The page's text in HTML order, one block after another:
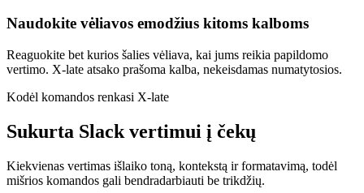
Naudokite vėliavos emodžius kitoms kalboms
Reaguokite bet kurios šalies vėliava, kai jums reikia papildomo
vertimo. X-late atsako prašoma kalba, nekeisdamas numatytosios.
Kodėl komandos renkasi X-late
Sukurta Slack vertimui į čekų
Kiekvienas vertimas išlaiko toną, kontekstą ir formatavimą, todėl
mišrios komandos gali bendradarbiauti be trikdžių.